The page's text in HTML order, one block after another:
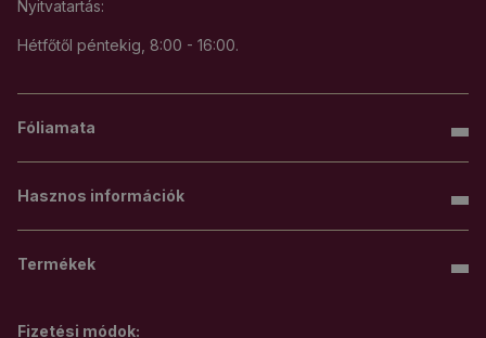
Nyitvatartás:
Hétfőtől péntekig, 8:00 - 16:00.
Fóliamata
Hasznos információk
Termékek
Fizetési módok: